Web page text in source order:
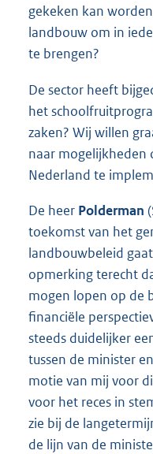
gekeken kan
landbouw om in
te brengen?
De sector heeft
het
zaken? Wij willen
naar mogelijkheden
Nederland te
De heer Polderman
toekomst van het
landbouwbeleid
opmerking terecht
mogen lopen op de
financiële
steeds duidelijker
tussen de minister
motie van mij voor
voor het reces in
zie bij de
de lijn van de